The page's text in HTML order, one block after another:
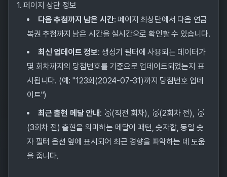
1. 페이지 상단 정보
다음 추첨까지 남은 시간: 페이지 최상단에서 다음 연금
복권 추첨까지 남은 시간을 실시간으로 확인할 수 있습니다.
최신 업데이트 정보: 생성기 필터에 사용되는 데이터가
몇 회차까지의 당첨번호를 기준으로 업데이트되었는지 표
시됩니다. (예: "123회(2024-07-31)까지 당첨번호 업데
이트")
최근 출현 메달 안내: 🥇(직전 회차), 🥈(2회차 전), 🥉
(3회차 전) 출현을 의미하는 메달이 패턴, 숫자합, 동일 숫
자 필터 옵션 옆에 표시되어 최근 경향을 파악하는 데 도움
을 줍니다.